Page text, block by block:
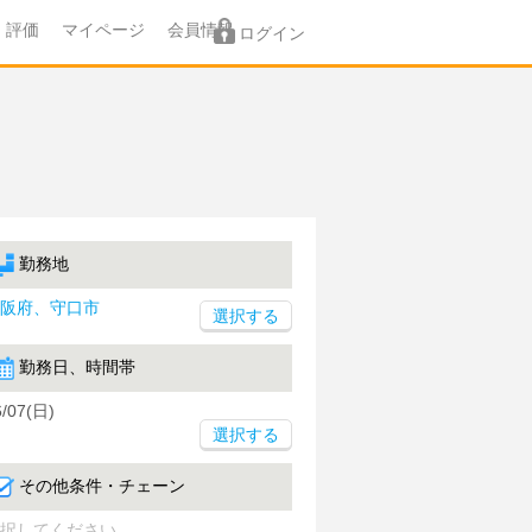
評価 マイページ 会員情報 ログイン
勤務地
府、守口市
勤務日、時間帯
07(日)
選択する
その他条件・チェーン